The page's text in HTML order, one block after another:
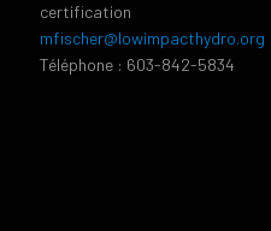
certification
mfischer@lowimpacthydro.org
Téléphone : 603-842-5834